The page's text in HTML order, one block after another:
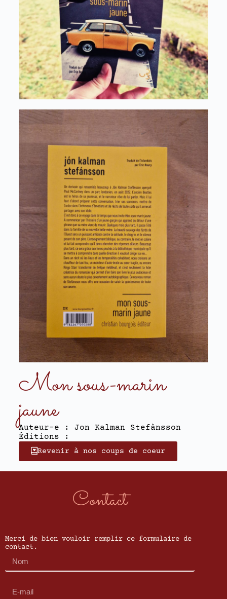
Mon sous-marin
jaune
Auteur-e : Jon Kalman Stefànsson
Éditions :
Revenir à nos coups de coeur
Contact
Merci de bien vouloir remplir ce formulaire de
contact.